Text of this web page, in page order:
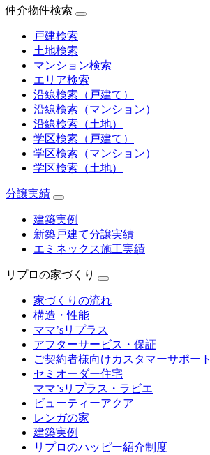
仲介物件検索
戸建検索
土地検索
マンション検索
エリア検索
沿線検索（戸建て）
沿線検索（マンション）
沿線検索（土地）
学区検索（戸建て）
学区検索（マンション）
学区検索（土地）
分譲実績
建築実例
新築戸建て分譲実績
エミネックス施工実績
リプロの家づくり
家づくりの流れ
構造・性能
ママ’sリプラス
アフターサービス・保証
ご契約者様向けカスタマーサポート
セミオーダー住宅
ママ’sリプラス・ラビエ
ビューティーアクア
レンガの家
建築実例
リプロのハッピー紹介制度